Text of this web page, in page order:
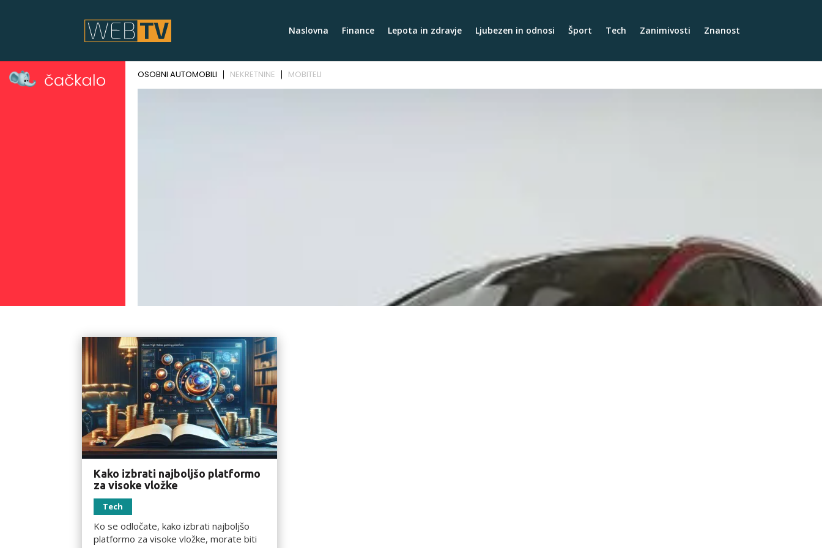
Naslovna Finance Lepota in zdravje Ljubezen in odnosi Šport Tech Zanimivosti Znanost
Kako izbrati najboljšo platformo
za visoke vložke
Tech
Ko se odločate, kako izbrati najboljšo
platformo za visoke vložke, morate biti